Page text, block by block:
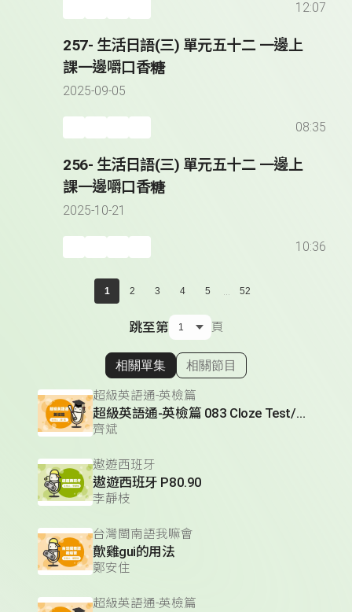
12:07
257- 生活日語(三) 單元五十二 一邊上
課一邊嚼口香糖
2025-09-05
08:35
256- 生活日語(三) 單元五十二 一邊上
課一邊嚼口香糖
2025-10-21
10:36
1 2 3 4 5 ... 52
跳至第 頁
顯示相關單集
相關單集 相關節目
超級英語通-英檢篇
超級英語通-英檢篇 083 Cloze Test/段落填空-13
齊斌
遨遊西班牙
遨遊西班牙 P80.90
李靜枝
台灣閩南語我嘛會
歕雞gui的用法
鄭安住
超級英語通-英檢篇